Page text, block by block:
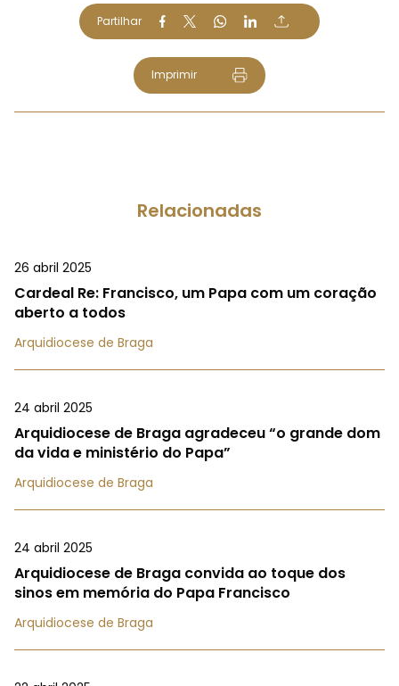
Partilhar
Imprimir
Relacionadas
26 abril 2025
Cardeal Re: Francisco, um Papa com um coração
aberto a todos
Arquidiocese de Braga
24 abril 2025
Arquidiocese de Braga agradeceu “o grande dom
da vida e ministério do Papa”
Arquidiocese de Braga
24 abril 2025
Arquidiocese de Braga convida ao toque dos
sinos em memória do Papa Francisco
Arquidiocese de Braga